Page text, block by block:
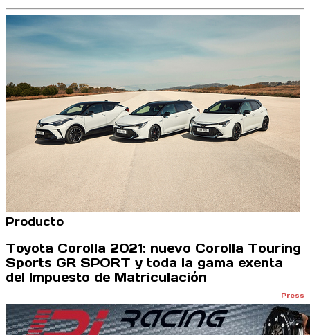
Producto
Toyota Corolla 2021: nuevo Corolla Touring
Sports GR SPORT y toda la gama exenta
del Impuesto de Matriculación
Press